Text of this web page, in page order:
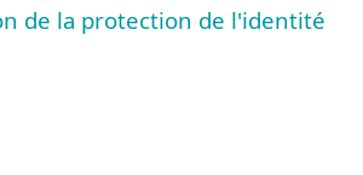
de la protection de l'identité